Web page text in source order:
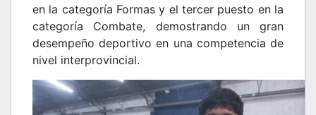
en la categoría Formas y el tercer puesto en la
categoría Combate, demostrando un gran
desempeño deportivo en una competencia de
nivel interprovincial.